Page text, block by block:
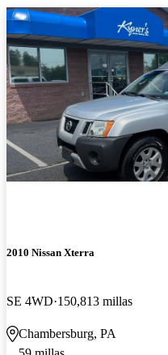
2010 Nissan Xterra
SE 4WD 150,813 millas
Chambersburg, PA